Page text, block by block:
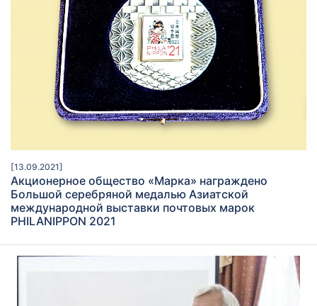
[13.09.2021]
Акционерное общество «Марка» награждено
Большой серебряной медалью Азиатской
международной выставки почтовых марок
PHILANIPPON 2021